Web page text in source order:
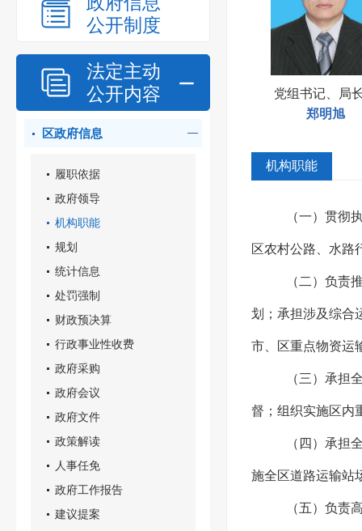
公开制度
法定主动
公开内容
区政府信息
履职依据
政府领导
机构职能
规划
统计信息
处罚强制
财政预决算
行政事业性收费
政府采购
政府会议
政府文件
政策解读
人事任免
政府工作报告
建议提案
党组书记、局
郑明旭
机构职能
（一）贯彻
区农村公路、水路
（二）负责
划；承担涉及综合
市、区重点物资运
（三）承担
督；组织实施区内
（四）承担
施全区道路运输站
（五）负责